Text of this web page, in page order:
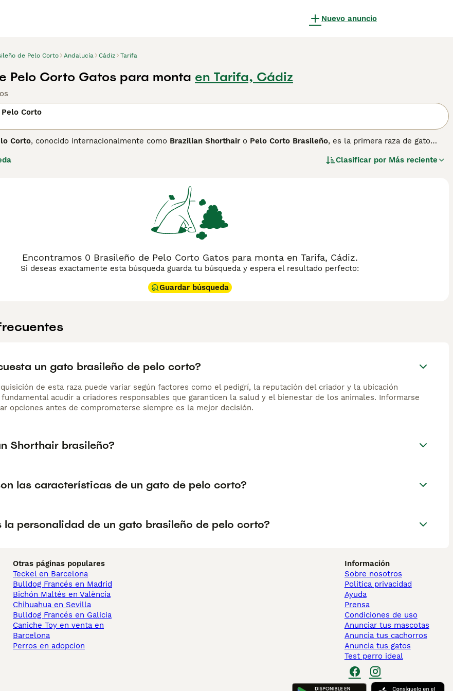
Nuevo anuncio
de Pelo Corto Andalucía Cádiz Tarifa
Pelo Corto Gatos para monta en Tarifa, Cádiz
Corto
Corto, conocido internacionalmente como Brazilian Shorthair o Pelo Corto Brasileño, es la primera raza de gato
de selección a partir de gatos callejeros de Brasil, conocidos localmente como
gatos brasileiros, con el objetivo
de origen por la Federação Brasileira do Gato (BRAGAR).
Corto es un gato de tamaño mediano, esbelto y ágil, con una musculatura bien definida y una expresión elegante. Su
brillante requiere un mantenimiento mínimo y se presenta en todos los colores y patrones reconocidos. A diferencia
corto como el American Shorthair, el Brasileño tiene un aspecto más fino y elegante, sin llegar a la delgadez del
es sociable, juguetón y curioso, con una inteligencia viva que lo lleva a explorar su entorno con entusiasmo. Es un
en un gato generalmente sano y longevo.
Clasificar por Más reciente
Encontramos 0 Brasileño de Pelo Corto Gatos para monta en Tarifa, Cádiz.
Si deseas exactamente esta búsqueda guarda tu búsqueda y espera el resultado perfecto:
Guardar búsqueda
un gato brasileño de pelo corto?
de esta raza puede variar según factores como el pedigrí, la reputación del criador y la ubicación
fundamental acudir a criadores responsables que garanticen la salud y el bienestar de los animales. Informarse
opciones antes de comprometerse siempre es la mejor decisión.
Shorthair brasileño?
las características de un gato de pelo corto?
la personalidad de un gato brasileño de pelo corto?
Otras páginas populares
Teckel en Barcelona
Bulldog Francés en Madrid
Bichón Maltés en València
Chihuahua en Sevilla
Bulldog Francés en Galicia
Caniche Toy en venta en
Barcelona
Perros en adopcion
Información
Sobre nosotros
Politica privacidad
Ayuda
Prensa
Condiciones de uso
Anunciar tus mascotas
Anuncia tus cachorros
Anuncia tus gatos
Test perro ideal